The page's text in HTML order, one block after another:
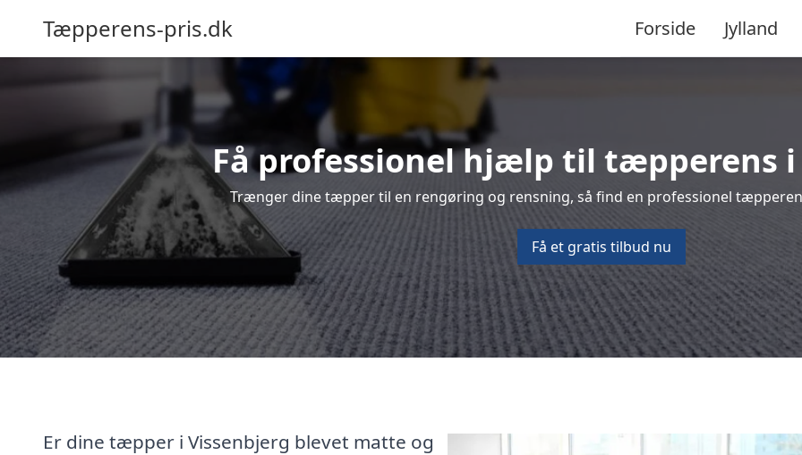
Tæpperens-pris.dk Forside Jylland
Få professionel hjælp til tæpperens i
Trænger dine tæpper til en rengøring og rensning, så find en professionel
Få et gratis tilbud nu
Er dine tæpper i Vissenbjerg blevet matte og